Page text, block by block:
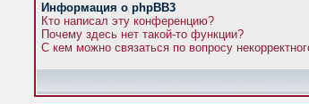
Информация о phpBB3
Кто написал эту конференцию?
Почему здесь нет такой-то функции?
С кем можно связаться по вопросу